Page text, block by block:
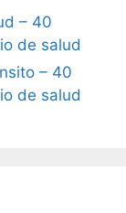
– 40
de salud
– 40
de salud